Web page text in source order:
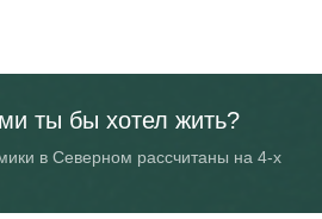
ты бы хотел жить?
в Северном рассчитаны на 4-х